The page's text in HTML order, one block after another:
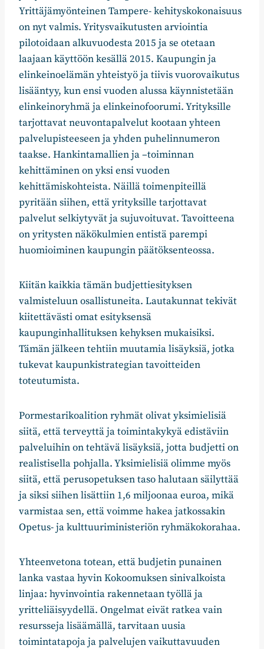
Yrittäjämyönteinen Tampere- kehityskokonaisuus
on nyt valmis. Yritysvaikutusten arviointia
pilotoidaan alkuvuodesta 2015 ja se otetaan
laajaan käyttöön kesällä 2015. Kaupungin ja
elinkeinoelämän yhteistyö ja tiivis vuorovaikutus
lisääntyy, kun ensi vuoden alussa käynnistetään
elinkeinoryhmä ja elinkeinofoorumi. Yrityksille
tarjottavat neuvontapalvelut kootaan yhteen
palvelupisteeseen ja yhden puhelinnumeron
taakse. Hankintamallien ja –toiminnan
kehittäminen on yksi ensi vuoden
kehittämiskohteista. Näillä toimenpiteillä
pyritään siihen, että yrityksille tarjottavat
palvelut selkiytyvät ja sujuvoituvat. Tavoitteena
on yritysten näkökulmien entistä parempi
huomioiminen kaupungin päätöksenteossa.
Kiitän kaikkia tämän budjettiesityksen
valmisteluun osallistuneita. Lautakunnat tekivät
kiitettävästi omat esityksensä
kaupunginhallituksen kehyksen mukaisiksi.
Tämän jälkeen tehtiin muutamia lisäyksiä, jotka
tukevat kaupunkistrategian tavoitteiden
toteutumista.
Pormestarikoalition ryhmät olivat yksimielisiä
siitä, että terveyttä ja toimintakykyä edistäviin
palveluihin on tehtävä lisäyksiä, jotta budjetti on
realistisella pohjalla. Yksimielisiä olimme myös
siitä, että perusopetuksen taso halutaan säilyttää
ja siksi siihen lisättiin 1,6 miljoonaa euroa, mikä
varmistaa sen, että voimme hakea jatkossakin
Opetus- ja kulttuuriministeriön ryhmäkokorahaa.
Yhteenvetona totean, että budjetin punainen
lanka vastaa hyvin Kokoomuksen sinivalkoista
linjaa: hyvinvointia rakennetaan työllä ja
yritteliäisyydellä. Ongelmat eivät ratkea vain
resursseja lisäämällä, tarvitaan uusia
toimintatapoja ja palvelujen vaikuttavuuden